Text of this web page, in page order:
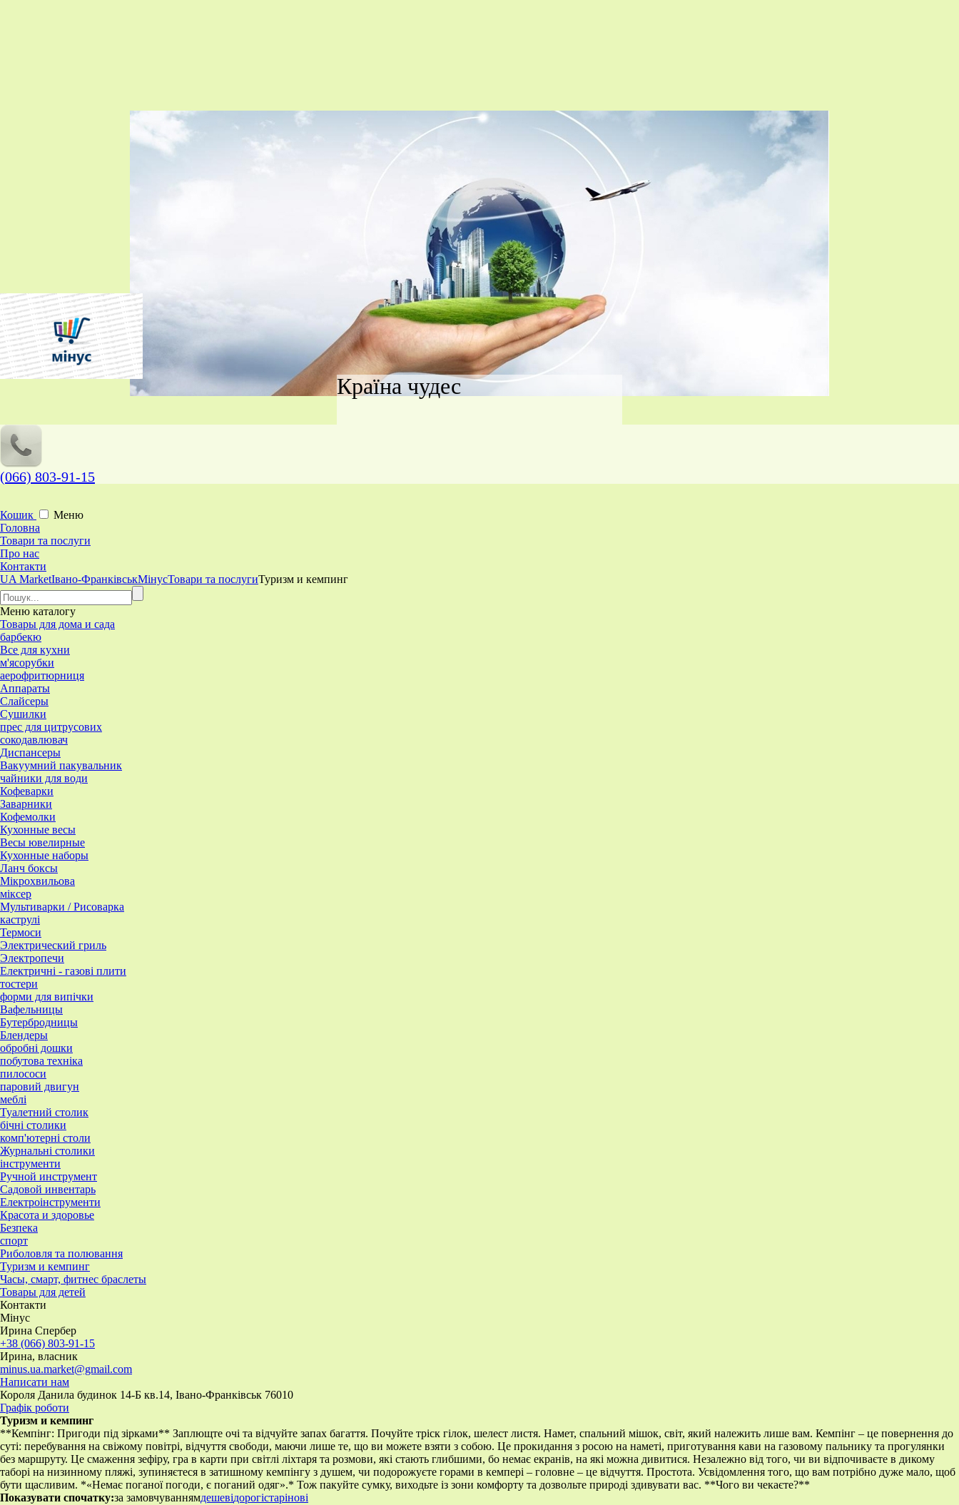
Країна чудес
(066) 803-91-15
Кошик
Меню
Головна
Товари та послуги
Про нас
Контакти
UA MarketІвано-ФранківськМінусТовари та послугиТуризм и кемпинг
Меню каталогу
Товары для дома и сада
барбекю
Все для кухни
м'ясорубки
аерофритюрниця
Аппараты
Слайсеры
Сушилки
прес для цитрусових
сокодавлювач
Диспансеры
Вакуумний пакувальник
чайники для води
Кофеварки
Заварники
Кофемолки
Кухонные весы
Весы ювелирные
Кухонные наборы
Ланч боксы
Мікрохвильова
міксер
Мультиварки / Рисоварка
каструлі
Термоси
Электрический гриль
Электропечи
Електричні - газові плити
тостери
форми для випічки
Вафельницы
Бутербродницы
Блендеры
обробні дошки
побутова техніка
пилососи
паровий двигун
меблі
Туалетний столик
бічні столики
комп'ютерні столи
Журнальні столики
інструменти
Ручной инструмент
Садовой инвентарь
Електроінструменти
Красота и здоровье
Безпека
спорт
Риболовля та полювання
Туризм и кемпинг
Часы, смарт, фитнес браслеты
Товары для детей
Контакти
Мінус
Ирина Спербер
+38 (066) 803-91-15
Ирина, власник
minus.ua.market@gmail.com
Написати нам
Короля Данила будинок 14-Б кв.14, Івано-Франківськ 76010
Графік роботи
Туризм и кемпинг
**Кемпінг: Пригоди під зірками** Заплющте очі та відчуйте запах багаття. Почуйте тріск гілок, шелест листя. Намет, спальний мішок, світ, який належить лише вам. Кемпінг – це повернення до
суті: перебування на свіжому повітрі, відчуття свободи, маючи лише те, що ви можете взяти з собою. Це прокидання з росою на наметі, приготування кави на газовому пальнику та прогулянки
без маршруту. Це смаження зефіру, гра в карти при світлі ліхтаря та розмови, які стають глибшими, бо немає екранів, на які можна дивитися. Незалежно від того, чи ви відпочиваєте в дикому
таборі на низинному пляжі, зупиняєтеся в затишному кемпінгу з душем, чи подорожуєте горами в кемпері – головне – це відчуття. Простота. Усвідомлення того, що вам потрібно дуже мало, щоб
бути щасливим. *«Немає поганої погоди, є поганий одяг».* Тож пакуйте сумку, виходьте із зони комфорту та дозвольте природі здивувати вас. **Чого ви чекаєте?**
Показувати спочатку:за замовчуваннямдешевідорогістарінові